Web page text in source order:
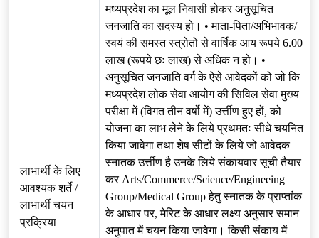
लाभार्थी के लिए
आवश्यक शर्ते /
लाभार्थी चयन
प्रक्रिया
मध्यप्रदेश का मूल निवासी होकर अनुसूचित
जनजाति का सदस्य हो। • माता-पिता/अभिभावक/
स्वयं की समस्त स्त्रोतो से वार्षिक आय रूपये 6.00
लाख (रूपये छः लाख) से अधिक न हो। •
अनुसूचित जनजाति वर्ग के ऐसे आवेदकों को जो कि
मध्यप्रदेश लोक सेवा आयोग की सिविल सेवा मुख्य
परीक्षा में (विगत तीन वर्षो में) उर्त्तीण हुए हों, को
योजना का लाभ लेने के लिये प्रथमतः सीधे चयनित
किया जावेगा तथा शेष सीटों के लिये जो आवेदक
स्नातक उर्त्तीण है उनके लिये संकायवार सूची तैयार
कर Arts/Commerce/Science/Engineeing
Group/Medical Group हेतु स्नातक के प्राप्तांक
के आधार पर, मेरिट के आधार लक्ष्य अनुसार समान
अनुपात में चयन किया जावेगा। किसी संकाय में